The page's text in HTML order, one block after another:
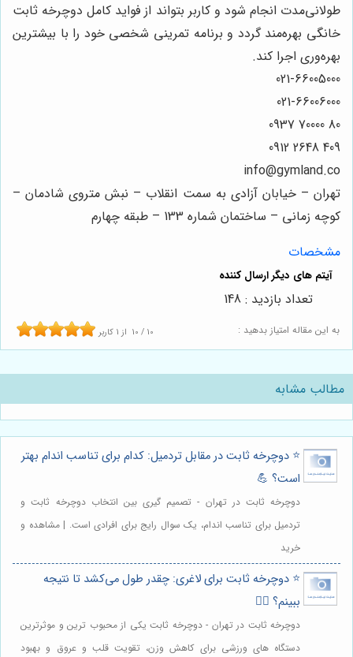
طولانی‌مدت انجام شود و کاربر بتواند از فواید کامل دوچرخه ثابت
خانگی بهره‌مند گردد و برنامه تمرینی شخصی خود را با بیشترین
بهره‌وری اجرا کند.
021-66005000
021-66006000
80 70000 0937
409 2648 0912
info@gymland.co
تهران – خیابان آزادی به سمت انقلاب – نبش متروی شادمان –
کوچه زمانی – ساختمان شماره 133 – طبقه چهارم
مشخصات
به این مقاله امتیاز بدهید : 10 / 10 از 1 کاربر
تعداد بازدید : 148
مطالب مشابه
⭐️ دوچرخه ثابت در مقابل تردمیل: کدام برای تناسب اندام بهتر
است؟ 💪
دوچرخه ثابت در تهران - تصمیم گیری بین انتخاب دوچرخه ثابت و
تردمیل برای تناسب اندام، یک سوال رایج برای افرادی است. | مشاهده و
خرید
⭐️ دوچرخه ثابت برای لاغری: چقدر طول می‌کشد تا نتیجه
ببینم؟ 🚴‍♀️
دوچرخه ثابت در تهران - دوچرخه ثابت یکی از محبوب ترین و موثرترین
دستگاه های ورزشی برای کاهش وزن، تقویت قلب و عروق و بهبود